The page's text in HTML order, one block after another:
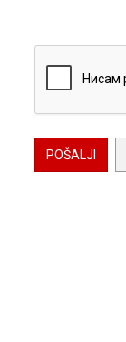
POŠALJI